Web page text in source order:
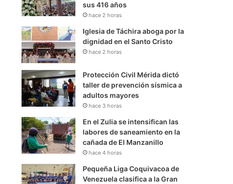
sus 416 años
hace 2 horas
Iglesia de Táchira aboga por la
dignidad en el Santo Cristo
hace 2 horas
Protección Civil Mérida dictó
taller de prevención sísmica a
adultos mayores
hace 3 horas
En el Zulia se intensifican las
labores de saneamiento en la
cañada de El Manzanillo
hace 4 horas
Pequeña Liga Coquivacoa de
Venezuela clasifica a la Gran